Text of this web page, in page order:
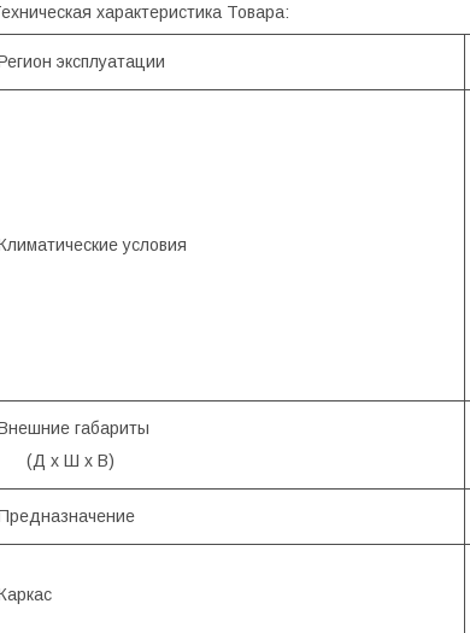
характеристика Товара:
эксплуатации
условия
габариты
х Ш х В)